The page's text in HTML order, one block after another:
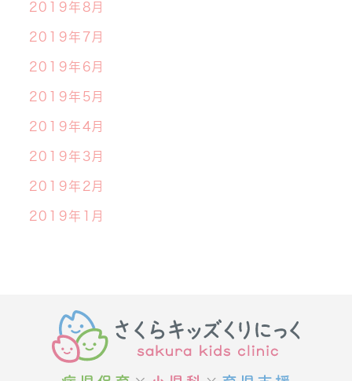
2019年8月
2019年7月
2019年6月
2019年5月
2019年4月
2019年3月
2019年2月
2019年1月